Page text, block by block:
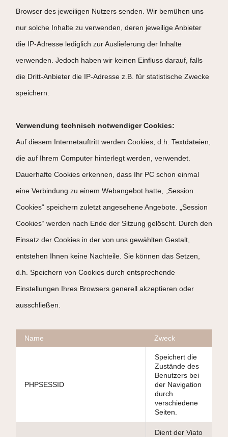
Browser des jeweiligen Nutzers senden. Wir bemühen uns
nur solche Inhalte zu verwenden, deren jeweilige Anbieter
die IP-Adresse lediglich zur Auslieferung der Inhalte
verwenden. Jedoch haben wir keinen Einfluss darauf, falls
die Dritt-Anbieter die IP-Adresse z.B. für statistische Zwecke
speichern.
Verwendung technisch notwendiger Cookies:
Auf diesem Internetauftritt werden Cookies, d.h. Textdateien,
die auf Ihrem Computer hinterlegt werden, verwendet.
Dauerhafte Cookies erkennen, dass Ihr PC schon einmal
eine Verbindung zu einem Webangebot hatte, „Session
Cookies“ speichern zuletzt angesehene Angebote. „Session
Cookies“ werden nach Ende der Sitzung gelöscht. Durch den
Einsatz der Cookies in der von uns gewählten Gestalt,
entstehen Ihnen keine Nachteile. Sie können das Setzen,
d.h. Speichern von Cookies durch entsprechende
Einstellungen Ihres Browsers generell akzeptieren oder
ausschließen.
Name Zweck
PHPSESSID
Speichert die
Zustände des
Benutzers bei
der Navigation
durch
verschiedene
Seiten.
Dient der Viato